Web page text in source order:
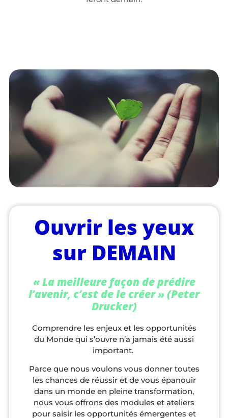
Ouvrir les yeux
sur DEMAIN
« La meilleure façon de prédire
l’avenir, c’est de le créer » (Peter
Drucker)
Comprendre les enjeux et les opportunités
du Monde qui s’ouvre n’a jamais été aussi
important.
Parce que nous voulons vous donner toutes
les chances de réussir et de vous épanouir
dans un monde en pleine transformation,
nous vous offrons des modules et ateliers
pour saisir les opportunités émergentes et